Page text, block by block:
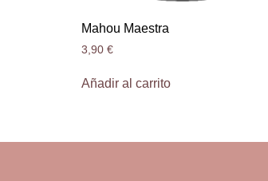
Mahou Maestra
3,90 €
Añadir al carrito